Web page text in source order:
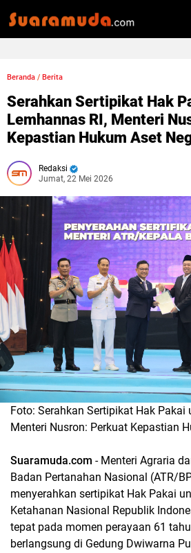
Beranda / Berita
Serahkan Sertipikat Hak
Lemhannas RI, Menteri
Kepastian Hukum Aset
Redaksi
Jumat, 22 Mei 2026
Foto: Serahkan Sertipikat Hak Pakai
Menteri Nusron: Perkuat Kepastian
Suaramuda.com - Menteri Agraria
Badan Pertanahan Nasional (ATR/
menyerahkan sertipikat Hak Pakai
Ketahanan Nasional Republik
tepat pada momen perayaan 61
berlangsung di Gedung Dwiwarna